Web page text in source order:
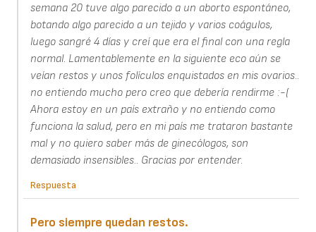
semana 20 tuve algo parecido a un aborto espontáneo,
botando algo parecido a un tejido y varios coágulos,
luego sangré 4 días y creí que era el final con una regla
normal. Lamentablemente en la siguiente eco aún se
veían restos y unos folículos enquistados en mis ovarios..
no entiendo mucho pero creo que debería rendirme :-(
Ahora estoy en un país extraño y no entiendo como
funciona la salud, pero en mi país me trataron bastante
mal y no quiero saber más de ginecólogos, son
demasiado insensibles.. Gracias por entender.
Respuesta
Pero siempre quedan restos.